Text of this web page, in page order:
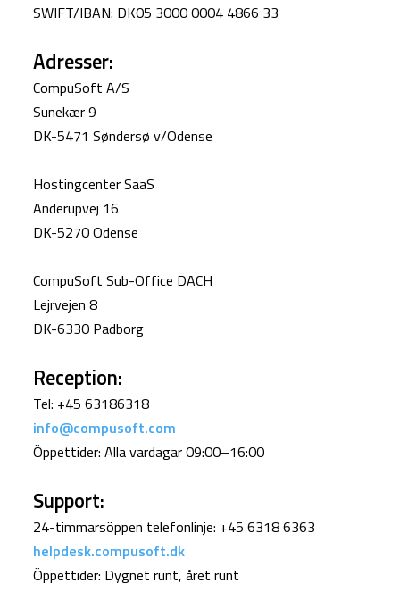
SWIFT/IBAN: DK05 3000 0004 4866 33
Adresser:
CompuSoft A/S
Sunekær 9
DK-5471 Søndersø v/Odense
Hostingcenter SaaS
Anderupvej 16
DK-5270 Odense
CompuSoft Sub-Office DACH
Lejrvejen 8
DK-6330 Padborg
Reception:
Tel: +45 63186318
info@compusoft.com
Öppettider: Alla vardagar 09:00–16:00
Support:
24-timmarsöppen telefonlinje: +45 6318 6363
helpdesk.compusoft.dk
Öppettider: Dygnet runt, året runt